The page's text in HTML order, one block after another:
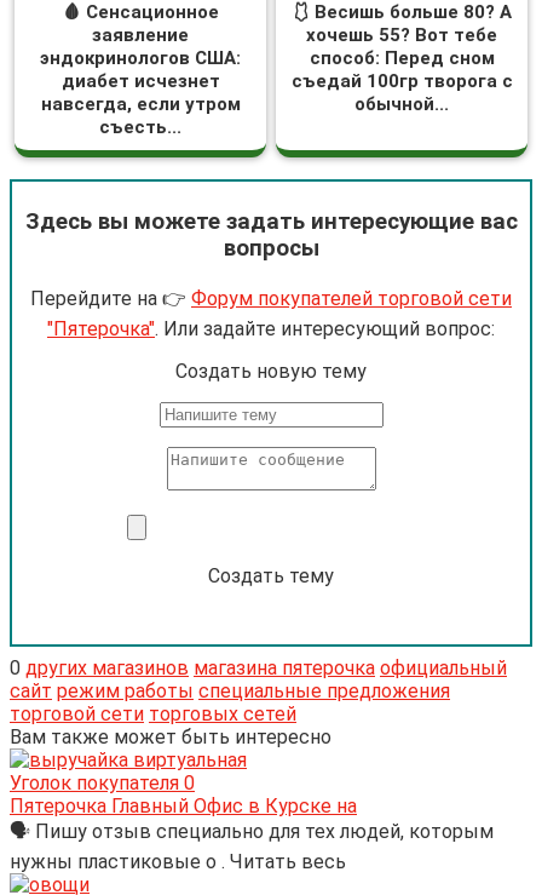
🩸 Сенсационное
заявление
эндокринологов США:
диабет исчезнет
навсегда, если утром
съесть...
🩱 Весишь больше 80? А
хочешь 55? Вот тебе
способ: Перед сном
съедай 100гр творога с
обычной...
Здесь вы можете задать интересующие вас
вопросы
Перейдите на 👉 Форум покупателей торговой сети
"Пятерочка". Или задайте интересующий вопрос:
Cоздать новую тему
Создать тему
0 других магазинов магазина пятерочка официальный
сайт режим работы специальные предложения
торговой сети торговых сетей
Вам также может быть интересно
Уголок покупателя 0
Пятерочка Главный Офис в Курске на
🗣 Пишу отзыв специально для тех людей, которым
нужны пластиковые о . Читать весь